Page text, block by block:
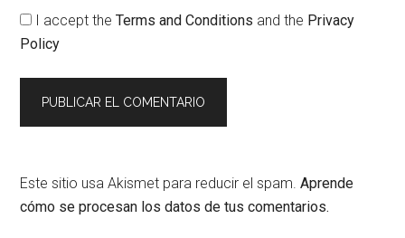
I accept theTerms and Conditions and the Privacy
Policy
Este sitio usa Akismet para reducir el spam.Aprende
cómo se procesan los datos de tus comentarios.